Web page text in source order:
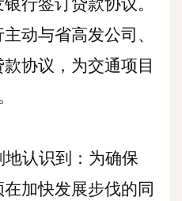
行签订贷款协议。
动与省高发公司、
协议，为交通项目
认识到：为确保
加快发展步伐的同